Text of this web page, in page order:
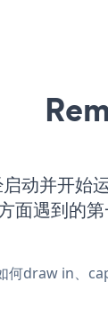
动并开始
面遇到的
何draw in、